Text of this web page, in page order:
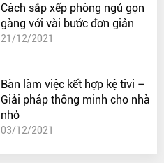
Cách sắp xếp phòng ngủ gọn
gàng với vài bước đơn giản
21/12/2021
Bàn làm việc kết hợp kệ tivi –
Giải pháp thông minh cho nhà
nhỏ
03/12/2021